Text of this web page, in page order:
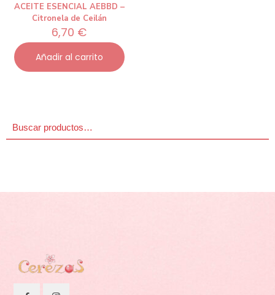
ACEITE ESENCIAL AEBBD –
Citronela de Ceilán
6,70 €
Añadir al carrito